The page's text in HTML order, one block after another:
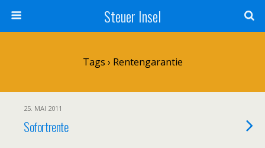
Steuer Insel
Tags › Rentengarantie
25. MAI 2011
Sofortrente